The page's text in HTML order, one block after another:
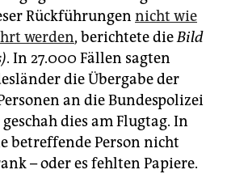
Rückführungen nicht wie
werden, berichtete dieBild
. In 27.000 Fällen sagten
die Übergabe der
an die Bundespolizei
dies am Flugtag. In
betreffende Person nicht
– oder es fehlten Papiere.